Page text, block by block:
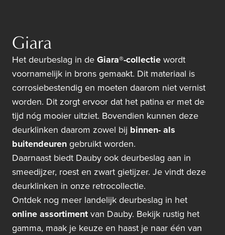
Giara
Het deurbeslag in de Giara®-collectie wordt
voornamelijk in brons gemaakt. Dit materiaal is
corrosiebestendig en moeten daarom niet vernist
worden. Dit zorgt ervoor dat het patina er met de
tijd nóg mooier uitziet. Bovendien kunnen deze
deurklinken daarom zowel bij binnen- als
buitendeuren gebruikt worden.
Daarnaast biedt Dauby ook deurbeslag aan in
smeedijzer, roest en zwart gietijzer. Je vindt deze
deurklinken in onze retrocollectie.
Ontdek nog meer landelijk deurbeslag in het
online assortiment van Dauby. Bekijk rustig het
gamma, maak je keuze en haast je naar één van